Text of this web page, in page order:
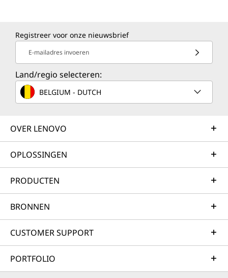
Registreer voor onze nieuwsbrief
E-mailadres invoeren
Land/regio selecteren:
BELGIUM - DUTCH
OVER LENOVO
OPLOSSINGEN
PRODUCTEN
BRONNEN
CUSTOMER SUPPORT
PORTFOLIO